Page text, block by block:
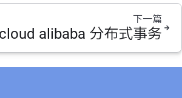
下一篇
alibaba 分布式事务